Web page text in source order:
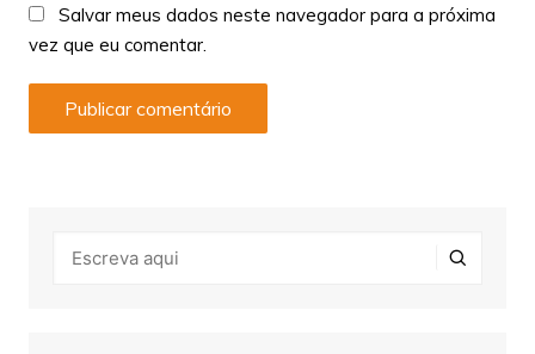
Salvar meus dados neste navegador para a próxima
vez que eu comentar.